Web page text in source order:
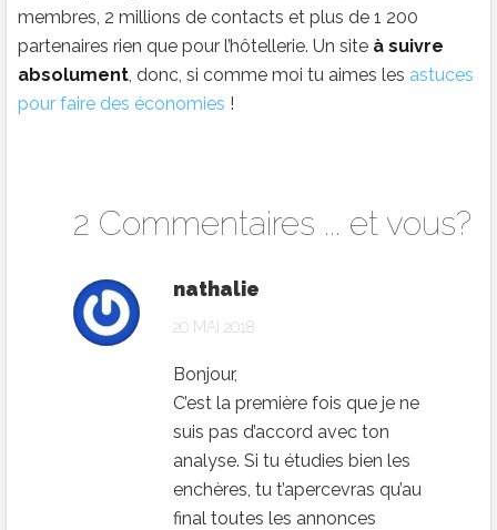
membres, 2 millions de contacts et plus de 1 200
partenaires rien que pour l’hôtellerie. Un site à suivre
absolument , donc, si comme moi tu aimes les astuces
pour faire des économies !
2 Commentaires ... et vous?
nathalie
20 MAI 2018
Bonjour,
C’est la première fois que je ne
suis pas d’accord avec ton
analyse. Si tu étudies bien les
enchères, tu t’apercevras qu’au
final toutes les annonces